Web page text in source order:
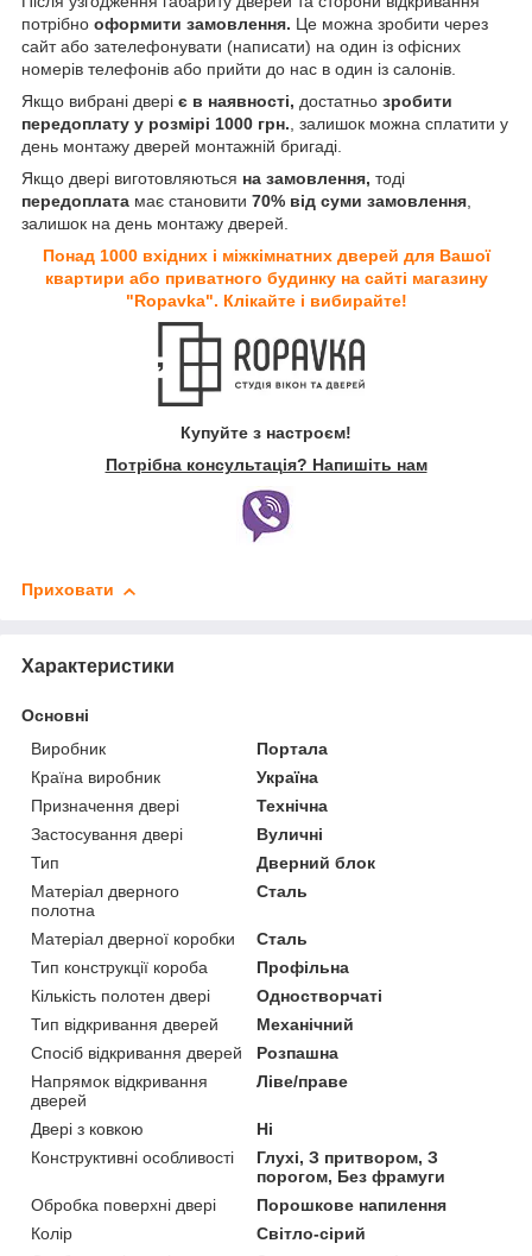
потрібно оформити замовлення. Це можна зробити через
сайт або зателефонувати (написати) на один із офісних
номерів телефонів або прийти до нас в один із салонів.
Якщо вибрані двері є в наявності, достатньо зробити
передоплату у розмірі 1000 грн. , залишок можна сплатити у
день монтажу дверей монтажній бригаді.
Якщо двері виготовляються на замовлення, тоді
передоплата має становити 70% від суми замовлення
залишок на день монтажу дверей.
Понад 1000 вхідних і міжкімнатних дверей для Вашої
квартири або приватного будинку на сайті магазину
"Ropavka". Клікайте і вибирайте!
Купуйте з настроєм!
Потрібна консультація? Напишіть нам
Приховати
Характеристики
Основні
Виробник
Портала
Країна виробник
Україна
Призначення двері
Технічна
Застосування двері
Вуличні
Тип
Дверний блок
Матеріал дверного
полотна
Сталь
Матеріал дверної коробки
Сталь
Тип конструкції короба
Профільна
Кількість полотен двері
Одностворчаті
Тип відкривання дверей
Механічний
Спосіб відкривання дверей
Розпашна
Напрямок відкривання
дверей
Ліве/праве
Двері з ковкою
Ні
Конструктивні особливості
Глухі, З притвором, З
порогом, Без фрамуги
Обробка поверхні двері
Порошкове напилення
Колір
Світло-сірий